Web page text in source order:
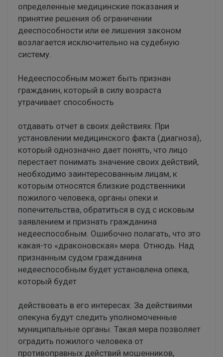
определенные медицинские показания и
принятие решения об ограничении
дееспособности или ее лишения законом
возлагается исключительно на судебную
систему.
Недееспособным может быть признан
гражданин, который в силу возраста
утрачивает способность
отдавать отчет в своих действиях. При
установлении медицинского факта (диагноза),
который однозначно дает понять, что лицо
перестает понимать значение своих действий,
необходимо заинтересованным лицам, к
которым относятся близкие родственники
пожилого человека, органы опеки и
попечительства, обратиться в суд с исковым
заявлением и признать гражданина
недееспособным. Ошибочно полагать, что это
какая-то «драконовская» мера. Отнюдь. Над
признанным судом гражданина
недееспособным будет установлена опека,
который будет
действовать в его интересах. За действиями
опекуна будут следить уполномоченные
муниципальные органы. Такая мера позволяет
оградить пожилого человека от
противоправных действий мошенников,